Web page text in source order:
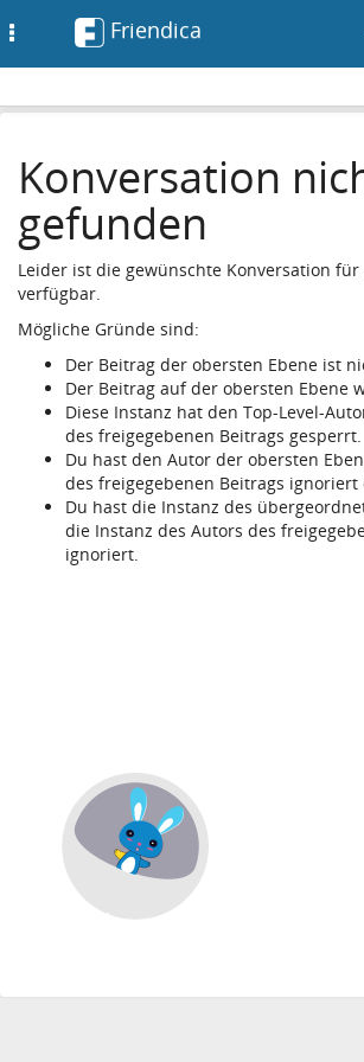
Friendica
Konversation
gefunden
Leider ist die gewünschte Konversation
verfügbar.
Mögliche Gründe sind:
Der Beitrag der obersten Ebene ist
Der Beitrag auf der obersten Ebene
Diese Instanz hat den Top-Level-
des freigegebenen Beitrags gesperrt.
Du hast den Autor der obersten
des freigegebenen Beitrags ignoriert
Du hast die Instanz des
die Instanz des Autors des
ignoriert.